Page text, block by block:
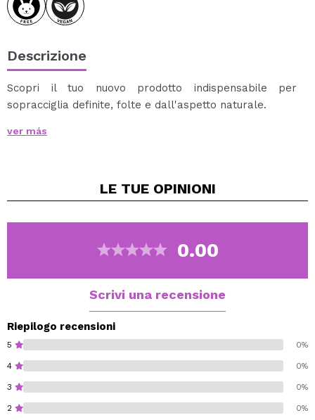
Descrizione
Scopri il tuo nuovo prodotto indispensabile per
sopracciglia definite, folte e dall'aspetto naturale.
Natural di Trouble Maker
con precisione anche le zone più rade.
pressione e della quantità di prodotto applicata. Le tue
ver más
LE TUE OPINIONI
0.00
Scrivi una recensione
Riepilogo recensioni
5 0%
4 0%
3 0%
2 0%